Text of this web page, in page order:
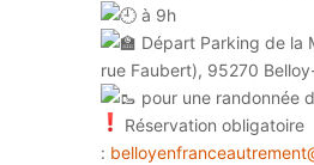
à 9h
Départ Parking de la
rue Faubert), 95270
pour une randonnée
Réservation obligatoire
: